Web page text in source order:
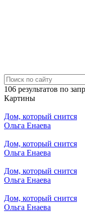
106 результатов по
Картины
Дом, который снится
Ольга Енаева
Дом, который снится
Ольга Енаева
Дом, который снится
Ольга Енаева
Дом, который снится
Ольга Енаева